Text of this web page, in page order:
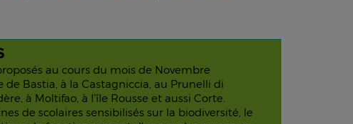
au cours du mois de Novembre
de Bastia, à la Castagniccia, au Prunelli di
à Moltifao, à l’île Rousse et aussi Corte.
de scolaires sensibilisés sur la biodiversité, le